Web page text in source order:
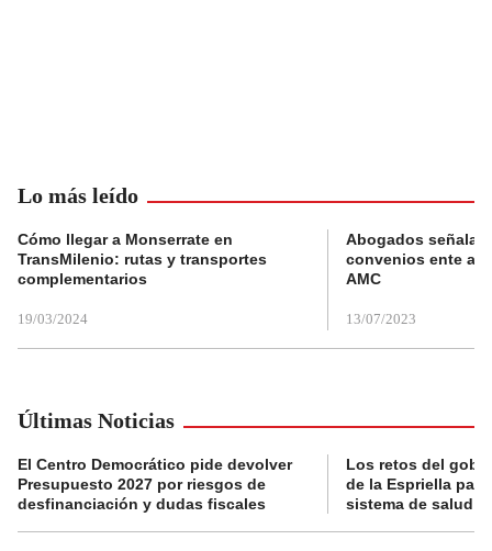
Lo más leído
Cómo llegar a Monserrate en
TransMilenio: rutas y transportes
complementarios
19/03/2024
Abogados
convenios ente
AMC
13/07/2023
Últimas Noticias
El Centro Democrático pide devolver
Presupuesto 2027 por riesgos de
desfinanciación y dudas fiscales
Los retos del
de la Espriella
sistema de salud